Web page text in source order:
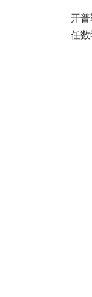
开
任数